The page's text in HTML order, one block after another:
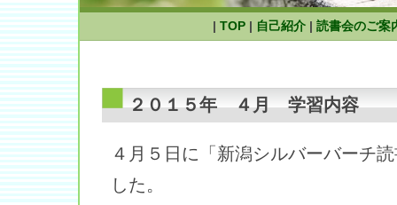
| TOP | 自己紹介 | 読書会のご案
２０１５年 ４月 学習内容
４月５日に「新潟シルバーバーチ
した。